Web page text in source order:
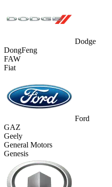
Dodge
DongFeng
FAW
Fiat
Ford
GAZ
Geely
General Motors
Genesis